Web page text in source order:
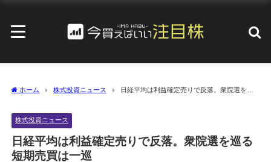
ホーム 株式投資ニュース
日経平均は利益確定売りで反落。衆院選を巡
株式投資ニュース
日経平均は利益確定売りで反落。衆院選を巡る
短期売買は一巡